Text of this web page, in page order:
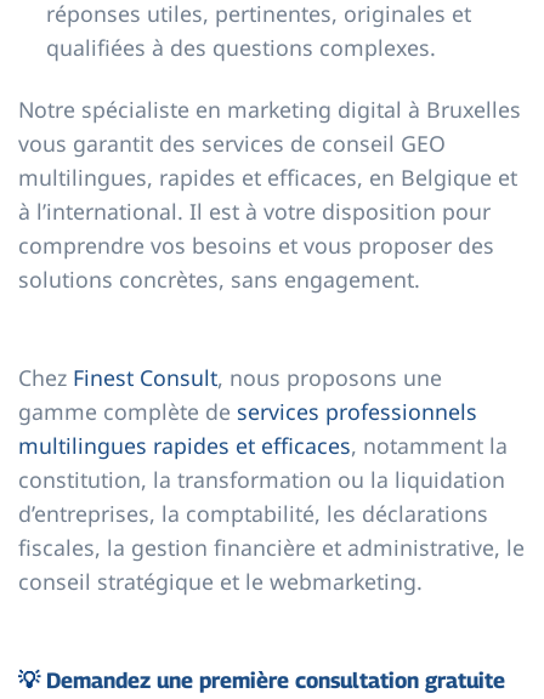
réponses utiles, pertinentes, originales et
qualifiées à des questions complexes.
Notre spécialiste en marketing digital à Bruxelles
vous garantit des services de conseil GEO
multilingues, rapides et efficaces, en Belgique et
à l’international. Il est à votre disposition pour
comprendre vos besoins et vous proposer des
solutions concrètes, sans engagement.
Chez Finest Consult, nous proposons une
gamme complète de services professionnels
multilingues rapides et efficaces, notamment la
constitution, la transformation ou la liquidation
d’entreprises, la comptabilité, les déclarations
fiscales, la gestion financière et administrative, le
conseil stratégique et le webmarketing.
💡 Demandez une première consultation gratuite